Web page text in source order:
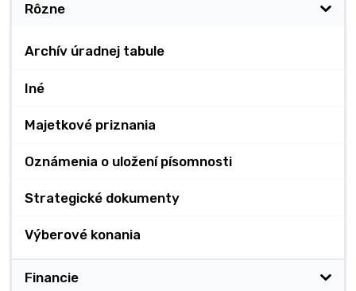
Rôzne
Archív úradnej tabule
Iné
Majetkové priznania
Oznámenia o uložení písomnosti
Strategické dokumenty
Výberové konania
Financie